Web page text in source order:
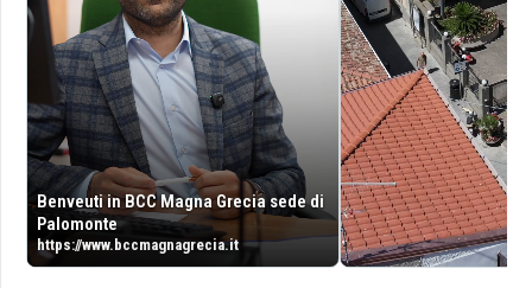
Benveuti in BCC Magna Grecia sede di
Palomonte
https://www.bccmagnagrecia.it